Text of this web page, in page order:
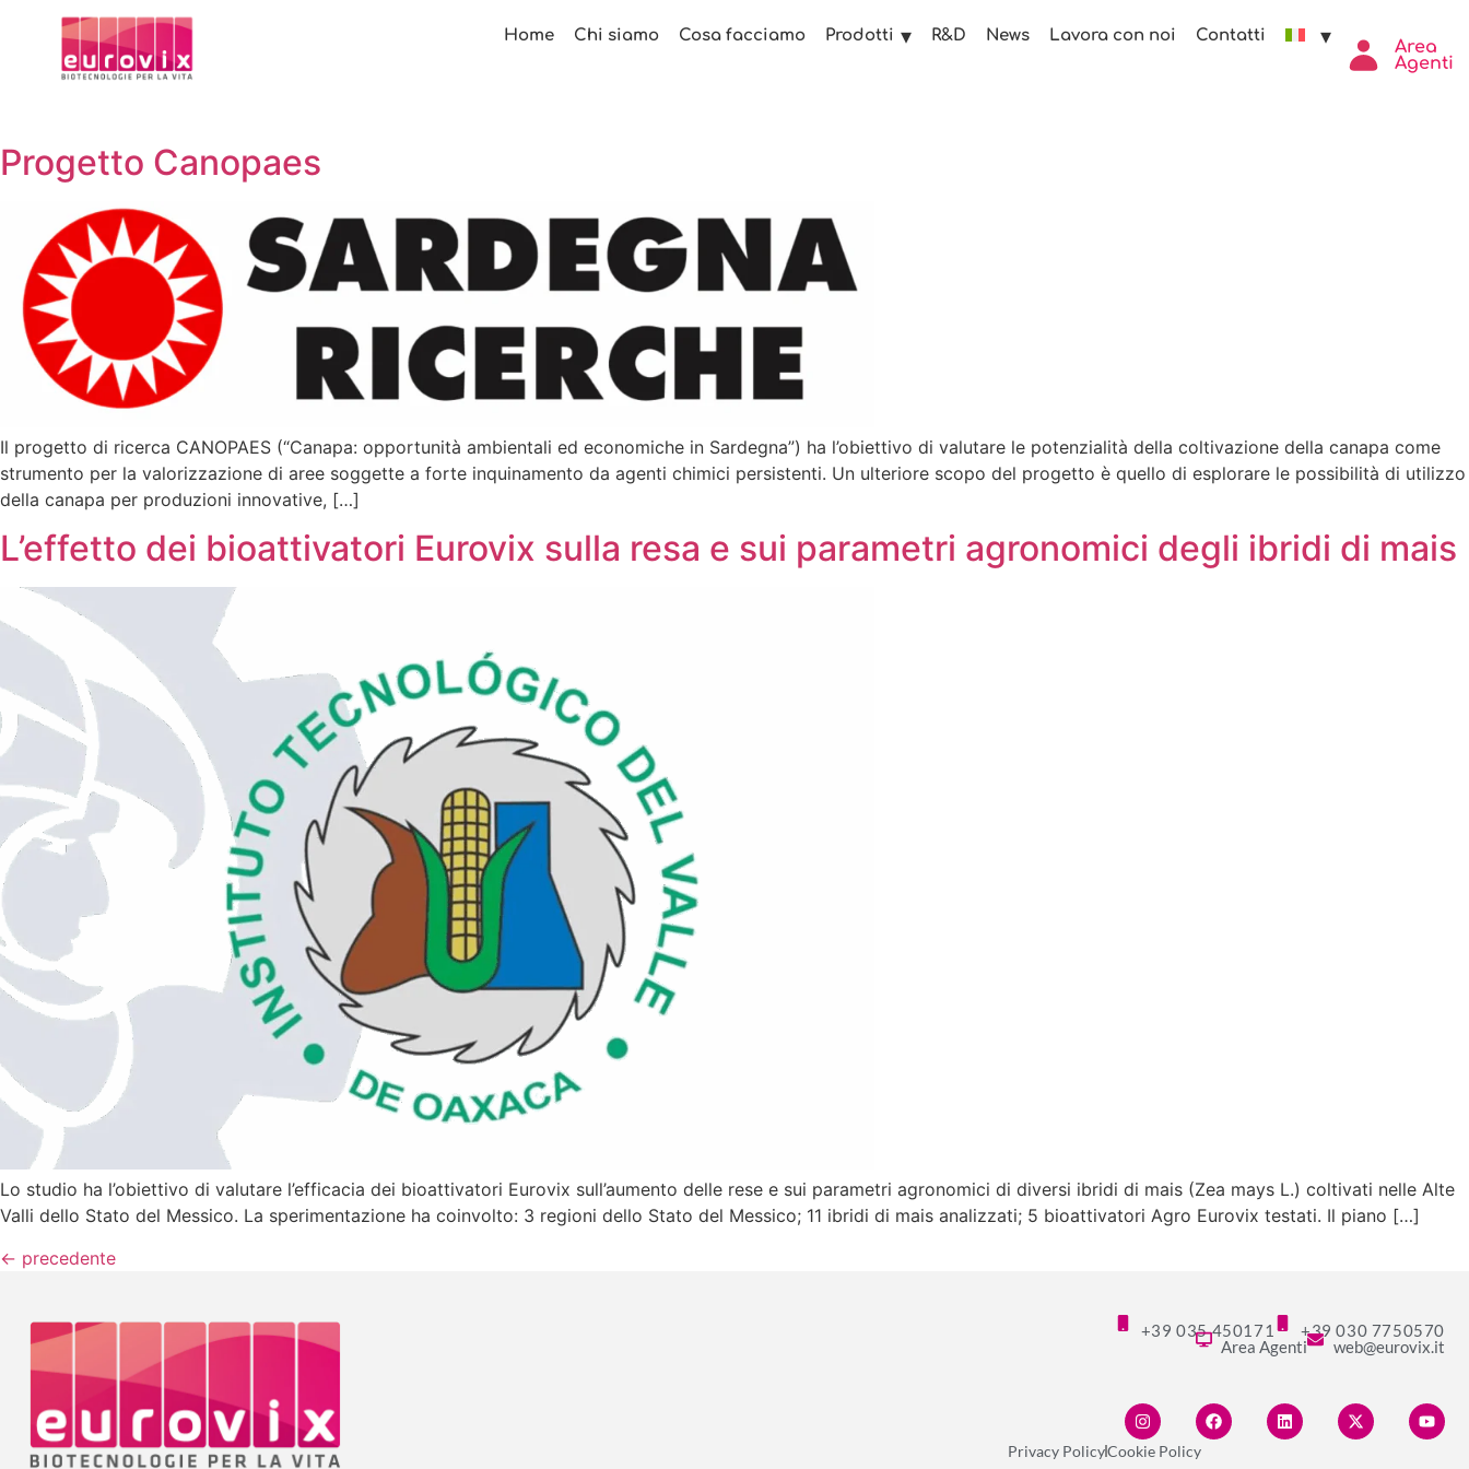
Home Chi siamo Cosa facciamo Prodotti R&D News Lavora con noi Contatti
Area
Agenti
Progetto Canopaes
Il progetto di ricerca CANOPAES (“Canapa: opportunità ambientali ed economiche in Sardegna”) ha l’obiettivo di valutare le potenzialità della coltivazione della canapa come
strumento per la valorizzazione di aree soggette a forte inquinamento da agenti chimici persistenti. Un ulteriore scopo del progetto è quello di esplorare le possibilità di utilizzo
della canapa per produzioni innovative, […]
L’effetto dei bioattivatori Eurovix sulla resa e sui parametri agronomici degli ibridi di mais
Lo studio ha l’obiettivo di valutare l’efficacia dei bioattivatori Eurovix sull’aumento delle rese e sui parametri agronomici di diversi ibridi di mais (Zea mays L.) coltivati nelle Alte
Valli dello Stato del Messico. La sperimentazione ha coinvolto: 3 regioni dello Stato del Messico; 11 ibridi di mais analizzati; 5 bioattivatori Agro Eurovix testati. Il piano […]
← precedente
+39 035 450171
+39 030 7750570
Area Agenti
web@eurovix.it
Privacy PolicyCookie Policy